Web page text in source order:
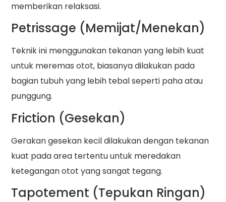
memberikan relaksasi.
Petrissage (Memijat/Menekan)
Teknik ini menggunakan tekanan yang lebih kuat
untuk meremas otot, biasanya dilakukan pada
bagian tubuh yang lebih tebal seperti paha atau
punggung.
Friction (Gesekan)
Gerakan gesekan kecil dilakukan dengan tekanan
kuat pada area tertentu untuk meredakan
ketegangan otot yang sangat tegang.
Tapotement (Tepukan Ringan)